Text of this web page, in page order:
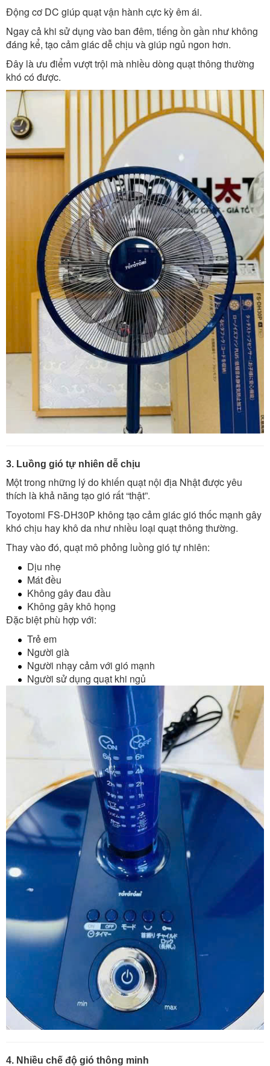
Động cơ DC giúp quạt vận hành cực kỳ êm ái.
Ngay cả khi sử dụng vào ban đêm, tiếng ồn gần như không
đáng kể, tạo cảm giác dễ chịu và giúp ngủ ngon hơn.
Đây là ưu điểm vượt trội mà nhiều dòng quạt thông thường
khó có được.
3. Luồng gió tự nhiên dễ chịu
Một trong những lý do khiến quạt nội địa Nhật được yêu
thích là khả năng tạo gió rất “thật”.
Toyotomi FS-DH30P không tạo cảm giác gió thốc mạnh gây
khó chịu hay khô da như nhiều loại quạt thông thường.
Thay vào đó, quạt mô phỏng luồng gió tự nhiên:
Dịu nhẹ
Mát đều
Không gây đau đầu
Không gây khô họng
Đặc biệt phù hợp với:
Trẻ em
Người già
Người nhạy cảm với gió mạnh
Người sử dụng quạt khi ngủ
4. Nhiều chế độ gió thông minh